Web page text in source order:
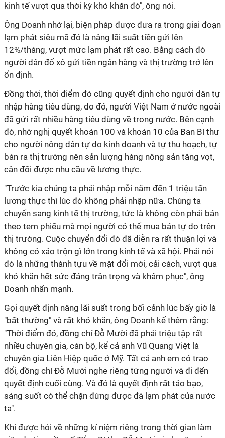
kinh tế vượt qua thời kỳ khó khăn đó", ông nói.
Ông Doanh nhớ lại, biện pháp được đưa ra trong giai đoạn
lạm phát siêu mã đó là nâng lãi suất tiền gửi lên
12%/tháng, vượt mức lạm phát rất cao. Bằng cách đó
người dân đổ xô gửi tiền ngân hàng và thị trường trở lên
ổn định.
Đồng thời, thời điểm đó cũng quyết định cho người dân tự
nhập hàng tiêu dùng, do đó, người Việt Nam ở nước ngoài
đã gửi rất nhiều hàng tiêu dùng về trong nước. Bên cạnh
đó, nhờ nghị quyết khoán 100 và khoán 10 của Ban Bí thư
cho người nông dân tự do kinh doanh và tự thu hoạch, tự
bán ra thị trường nên sản lượng hàng nông sản tăng vọt,
cân đối được nhu cầu về lương thực.
"Trước kia chúng ta phải nhập mỗi năm đến 1 triệu tấn
lương thực thì lúc đó không phải nhập nữa. Chúng ta
chuyển sang kinh tế thị trường, tức là không còn phải bán
theo tem phiếu mà mọi người có thể mua bán tự do trên
thị trường. Cuộc chuyển đổi đó đã diễn ra rất thuận lợi và
không có xáo trộn gì lớn trong kinh tế và xã hội. Phải nói
đó là những thành tựu về mặt đổi mới, cải cách, vượt qua
khó khăn hết sức đáng trân trọng và khâm phục", ông
Doanh nhấn mạnh.
Gọi quyết định nâng lãi suất trong bối cảnh lúc bấy giờ là
"bất thường" và rất khó khăn, ông Doanh kể thêm rằng:
"Thời điểm đó, đồng chí Đỗ Mười đã phải triệu tập rất
nhiều chuyên gia, cán bộ, kể cả anh Vũ Quang Việt là
chuyên gia Liên Hiệp quốc ở Mỹ. Tất cả anh em có trao
đổi, đồng chí Đỗ Mười nghe riêng từng người và đi đến
quyết định cuối cùng. Và đó là quyết định rất táo bạo,
sáng suốt có thể chặn đứng được đà lạm phát của nước
ta".
Khi được hỏi về những kỉ niệm riêng trong thời gian làm